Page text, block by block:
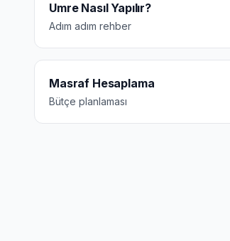
Umre Nasıl Yapılır?
Adım adım rehber
Masraf Hesaplama
Bütçe planlaması